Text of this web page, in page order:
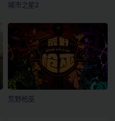
城市之星2
荒野枪巫